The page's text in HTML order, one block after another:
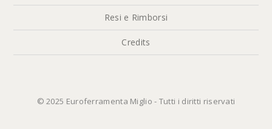
Resi e Rimborsi
Credits
© 2025 Euroferramenta Miglio - Tutti i diritti riservati